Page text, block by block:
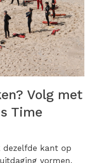
Volg met
Time
dezelfde kant op
vormen.